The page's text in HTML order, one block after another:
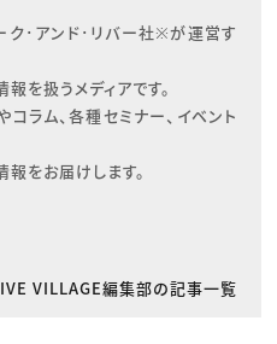
ク･アンド･リバー社※が運営す
を扱うメディアです。
ラム、各種セミナー、イベント
をお届けします。
VILLAGE編集部の記事一覧